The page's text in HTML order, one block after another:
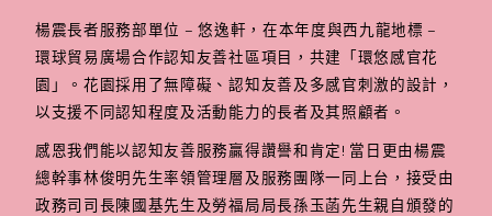
楊震長者服務部單位 – 悠逸軒，在本年度與西九龍地標 –
環球貿易廣場合作認知友善社區項目，共建「環悠感官花
園」。花園採用了無障礙、認知友善及多感官刺激的設計，
以支援不同認知程度及活動能力的長者及其照顧者。
感恩我們能以認知友善服務贏得讚譽和肯定! 當日更由楊震
總幹事林俊明先生率領管理層及服務團隊一同上台，接受由
政務司司長陳國基先生及勞福局局長孫玉菡先生親自頒發的